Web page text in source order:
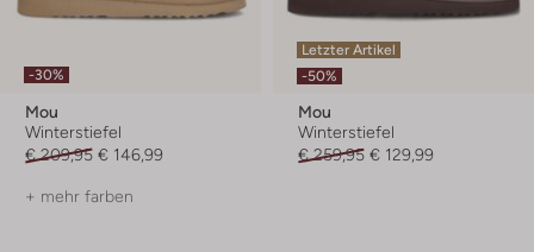
-30%
Mou
Winterstiefel
€ 209,95 € 146,99
+ mehr farben
Letzter Artikel
-50%
Mou
Winterstiefel
€ 259,95 € 129,99